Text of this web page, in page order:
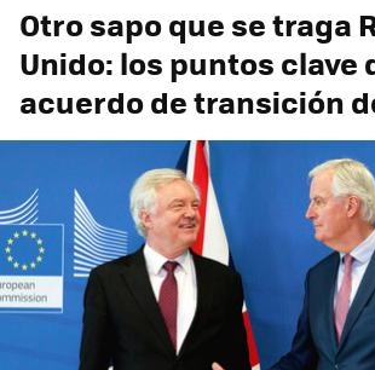
Otro sapo que se traga
Unido: los puntos clave
acuerdo de transición